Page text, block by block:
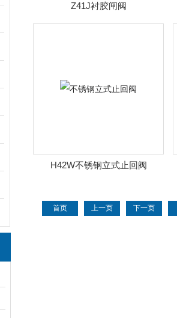
Z41J衬胶闸阀
H42W不锈钢立式止回阀
首页 上一页 下一页